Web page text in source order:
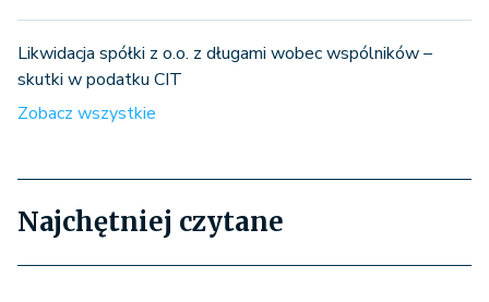
Likwidacja spółki z o.o. z długami wobec wspólników –
skutki w podatku CIT
Zobacz wszystkie
Najchętniej czytane